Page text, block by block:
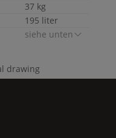
37 kg
195 liter
siehe unten